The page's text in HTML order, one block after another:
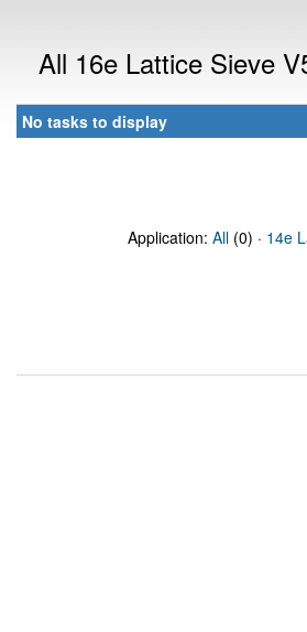
All 16e Lattice Sieve
No tasks to display
Application: All (0) · 14e